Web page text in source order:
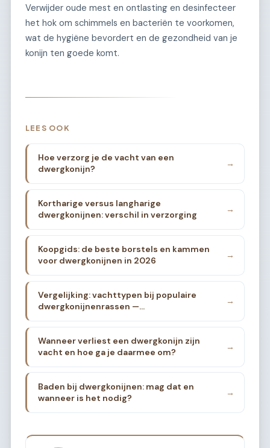
Verwijder oude mest en ontlasting en desinfecteer
het hok om schimmels en bacteriën te voorkomen,
wat de hygiëne bevordert en de gezondheid van je
konijn ten goede komt.
LEES OOK
Hoe verzorg je de vacht van een
dwergkonijn?
→
Kortharige versus langharige
dwergkonijnen: verschil in verzorging
→
Koopgids: de beste borstels en kammen
voor dwergkonijnen in 2026
→
Vergelijking: vachttypen bij populaire
dwergkonijnenrassen —
→
Wanneer verliest een dwergkonijn zijn
vacht en hoe ga je daarmee om?
→
Baden bij dwergkonijnen: mag dat en
wanneer is het nodig?
→